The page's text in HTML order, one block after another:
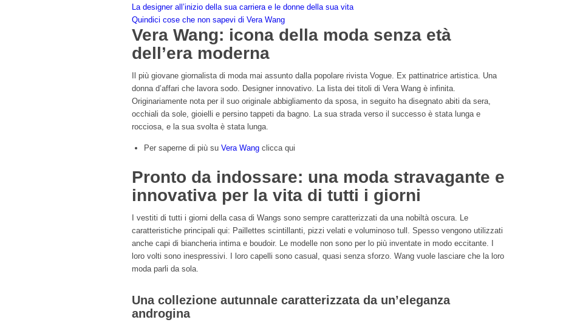
La designer all’inizio della sua carriera e le donne della sua vita
Quindici cose che non sapevi di Vera Wang
Vera Wang: icona della moda senza età
dell’era moderna
Il più giovane giornalista di moda mai assunto dalla popolare rivista Vogue. Ex pattinatrice artistica. Una
donna d’affari che lavora sodo. Designer innovativo. La lista dei titoli di Vera Wang è infinita.
Originariamente nota per il suo originale abbigliamento da sposa, in seguito ha disegnato abiti da sera,
occhiali da sole, gioielli e persino tappeti da bagno. La sua strada verso il successo è stata lunga e
rocciosa, e la sua svolta è stata lunga.
Per saperne di più su Vera Wang clicca qui
Pronto da indossare: una moda stravagante e
innovativa per la vita di tutti i giorni
I vestiti di tutti i giorni della casa di Wangs sono sempre caratterizzati da una nobiltà oscura. Le
caratteristiche principali qui: Paillettes scintillanti, pizzi velati e voluminoso tull. Spesso vengono utilizzati
anche capi di biancheria intima e boudoir. Le modelle non sono per lo più inventate in modo eccitante. I
loro volti sono inespressivi. I loro capelli sono casual, quasi senza sforzo. Wang vuole lasciare che la loro
moda parli da sola.
Una collezione autunnale caratterizzata da un’eleganza
androgina